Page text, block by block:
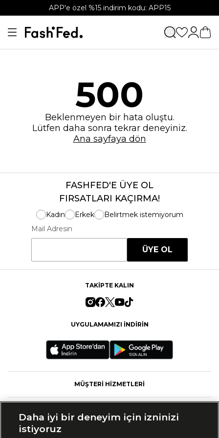
APP'e özel %15 indirim kodu: APP15
500
Beklenmeyen bir hata oluştu.
Lütfen daha sonra tekrar deneyiniz.
Ana sayfaya dön
FASHFED'E ÜYE OL
FIRSATLARI KAÇIRMA!
Kadın Erkek
Belirtmek istemiyorum
Mail Adresin
ÜYE OL
TAKİPTE KALIN
UYGULAMAMIZI İNDİRİN
MÜŞTERİ HİZMETLERİ
Daha iyi bir deneyim için izninizi
istiyoruz